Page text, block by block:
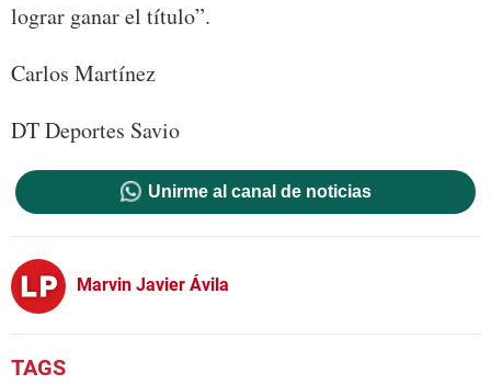
lograr ganar el título”.
Carlos Martínez
DT Deportes Savio
Unirme al canal de noticias
Marvin Javier Ávila